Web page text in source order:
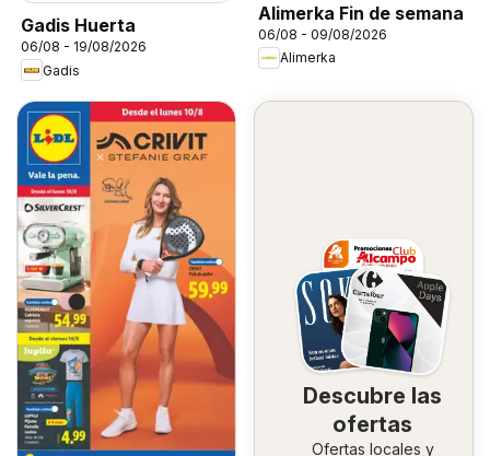
Gadis Huerta
06/08 - 19/08/2026
Gadis
Alimerka Fin de semana
06/08 - 09/08/2026
Alimerka
Descubre las
ofertas
Ofertas locales y